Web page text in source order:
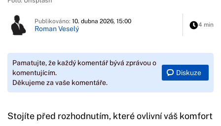
Publikováno: 10. dubna 2026, 15:00
Roman Veselý 4 min
Pamatujte, že každý komentář bývá zprávou o
komentujícím.
Děkujeme za vaše komentáře.
Diskuze
Stojíte před rozhodnutím, které ovlivní váš komfort